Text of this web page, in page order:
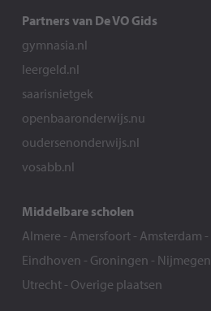
Partners van De VO Gids
gymnasia.nl
leergeld.nl
saarisnietgek
openbaaronderwijs.nu
oudersenonderwijs.nl
vosabb.nl
Middelbare scholen
Almere - Amersfoort- Amsterdam -
Eindhoven - Groningen - Nijmegen
Utrecht- Overige plaatsen